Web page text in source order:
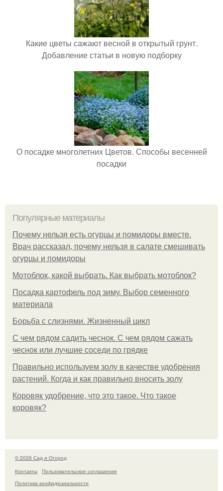
Какие цветы сажают весной в открытый грунт.
Добавление статьи в новую подборку
О посадке многолетних Цветов. Способы весенней
посадки
Популярные материалы
Почему нельзя есть огурцы и помидоры вместе.
Врач рассказал, почему нельзя в салате смешивать
огурцы и помидоры
Мотоблок, какой выбрать. Как выбрать мотоблок?
Посадка картофель под зиму. Выбор семенного
материала
Борьба с слизнями. Жизненный цикл
С чем рядом садить чеснок. С чем рядом сажать
чеснок или лучшие соседи по грядке
Правильно используем золу в качестве удобрения
растений. Когда и как правильно вносить золу
Коровяк удобрение, что это такое. Что такое
коровяк?
© 2026 Сад и Огород
Контакты
Пользовательское соглашение
Политика конфидециальности